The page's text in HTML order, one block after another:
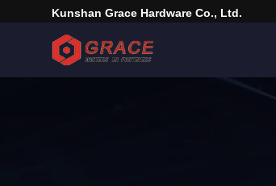
Kunshan Grace Hardware Co., Ltd.